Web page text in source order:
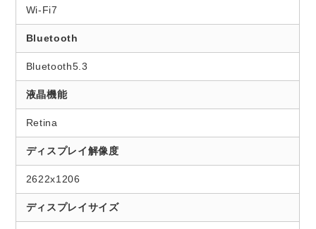
Wi-Fi7
Bluetooth
Bluetooth5.3
液晶機能
Retina
ディスプレイ解像度
2622x1206
ディスプレイサイズ